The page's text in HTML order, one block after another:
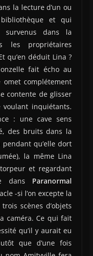
la lecture d’un ou
et qui
survenus dans la
les propriétaires
qu’en déduit Lina ?
fait écho au
complétement
contente de glisser
inquiétants.
: une cave sens
des bruits dans la
qu’elle dort
la même Lina
et regardant
dans Paranormal
-si l’on excepte la
scènes d’objets
caméra. Ce qui fait
qu’il y aurait eu
que d’une fois